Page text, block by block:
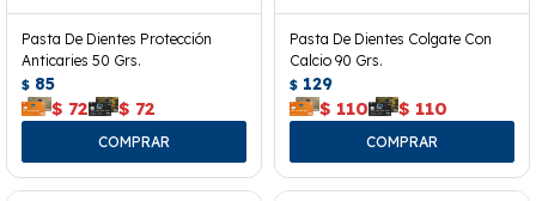
Pasta De Dientes Protección
Anticaries 50 Grs.
$ 85
$ 72 $ 72
Pasta De Dientes Colgate Con
Calcio 90 Grs.
$ 129
$ 110 $ 110